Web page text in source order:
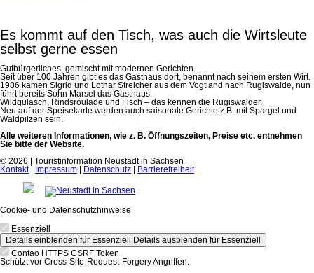
Es kommt auf den Tisch, was auch die Wirtsleute
selbst gerne essen
Gutbürgerliches, gemischt mit modernen Gerichten.
Seit über 100 Jahren gibt es das Gasthaus dort, benannt nach seinem ersten Wirt.
1986 kamen Sigrid und Lothar Streicher aus dem Vogtland nach Rugiswalde, nun
führt bereits Sohn Marsel das Gasthaus.
Wildgulasch, Rindsroulade und Fisch – das kennen die Rugiswalder.
Neu auf der Speisekarte werden auch saisonale Gerichte z.B. mit Spargel und
Waldpilzen sein.
Alle weiteren Informationen, wie z. B. Öffnungszeiten, Preise etc. entnehmen
Sie bitte der Website.
© 2026 | Touristinformation Neustadt in Sachsen
Kontakt| Impressum Datenschutz Barrierefreiheit
Cookie- und Datenschutzhinweise
Essenziell
Details einblenden für Essenziell Details ausblenden für Essenziell
Contao HTTPS CSRF Token
Schützt vor Cross-Site-Request-Forgery Angriffen.